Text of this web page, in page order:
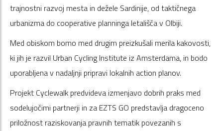
trajnostni razvoj mesta in dežele Sardinije, od taktičnega
urbanizma do cooperative planninga letališča v Olbiji.
Med obiskom bomo med drugim preizkušali merila kakovosti,
ki jih je razvil Urban Cycling Institute iz Amsterdama, in bodo
uporabljena v nadaljnji pripravi lokalnih action planov.
Projekt Cyclewalk predvideva izmenjavo dobrih praks med
sodelujočimi partnerji in za EZTS GO predstavlja dragoceno
priložnost raziskovanja pravnih tematik povezanih s